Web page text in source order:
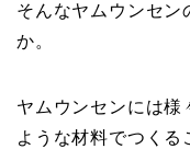
そんなヤムウンセン
か。
ヤムウンセンには様
ような材料でつくる